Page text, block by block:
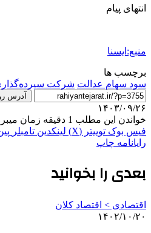
انتهای پیام
منبع:ایسنا
برچسب ها
سود سهام عدالت شرکت
آدرس
۱۴۰۳/۰۹/۲۶
خواندن این مطلب 1 دقیقه زمان میبرد
فیس بوک توییتر (X) لینکدین ‫تامبلر
رایانامه چاپ
بعدی را بخوانید
اقتصادی > اقتصاد کلان
۱۴۰۲/۱۰/۲۰